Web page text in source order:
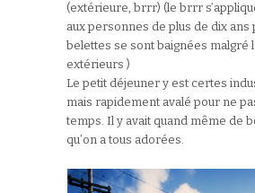
(extérieure, brrr) (le brrr
aux personnes de plus de dix ans
belettes se sont baignées malgré
extérieurs )
Le petit déjeuner y est certes
mais rapidement avalé pour ne
temps. Il y avait quand même de
qu’on a tous adorées.